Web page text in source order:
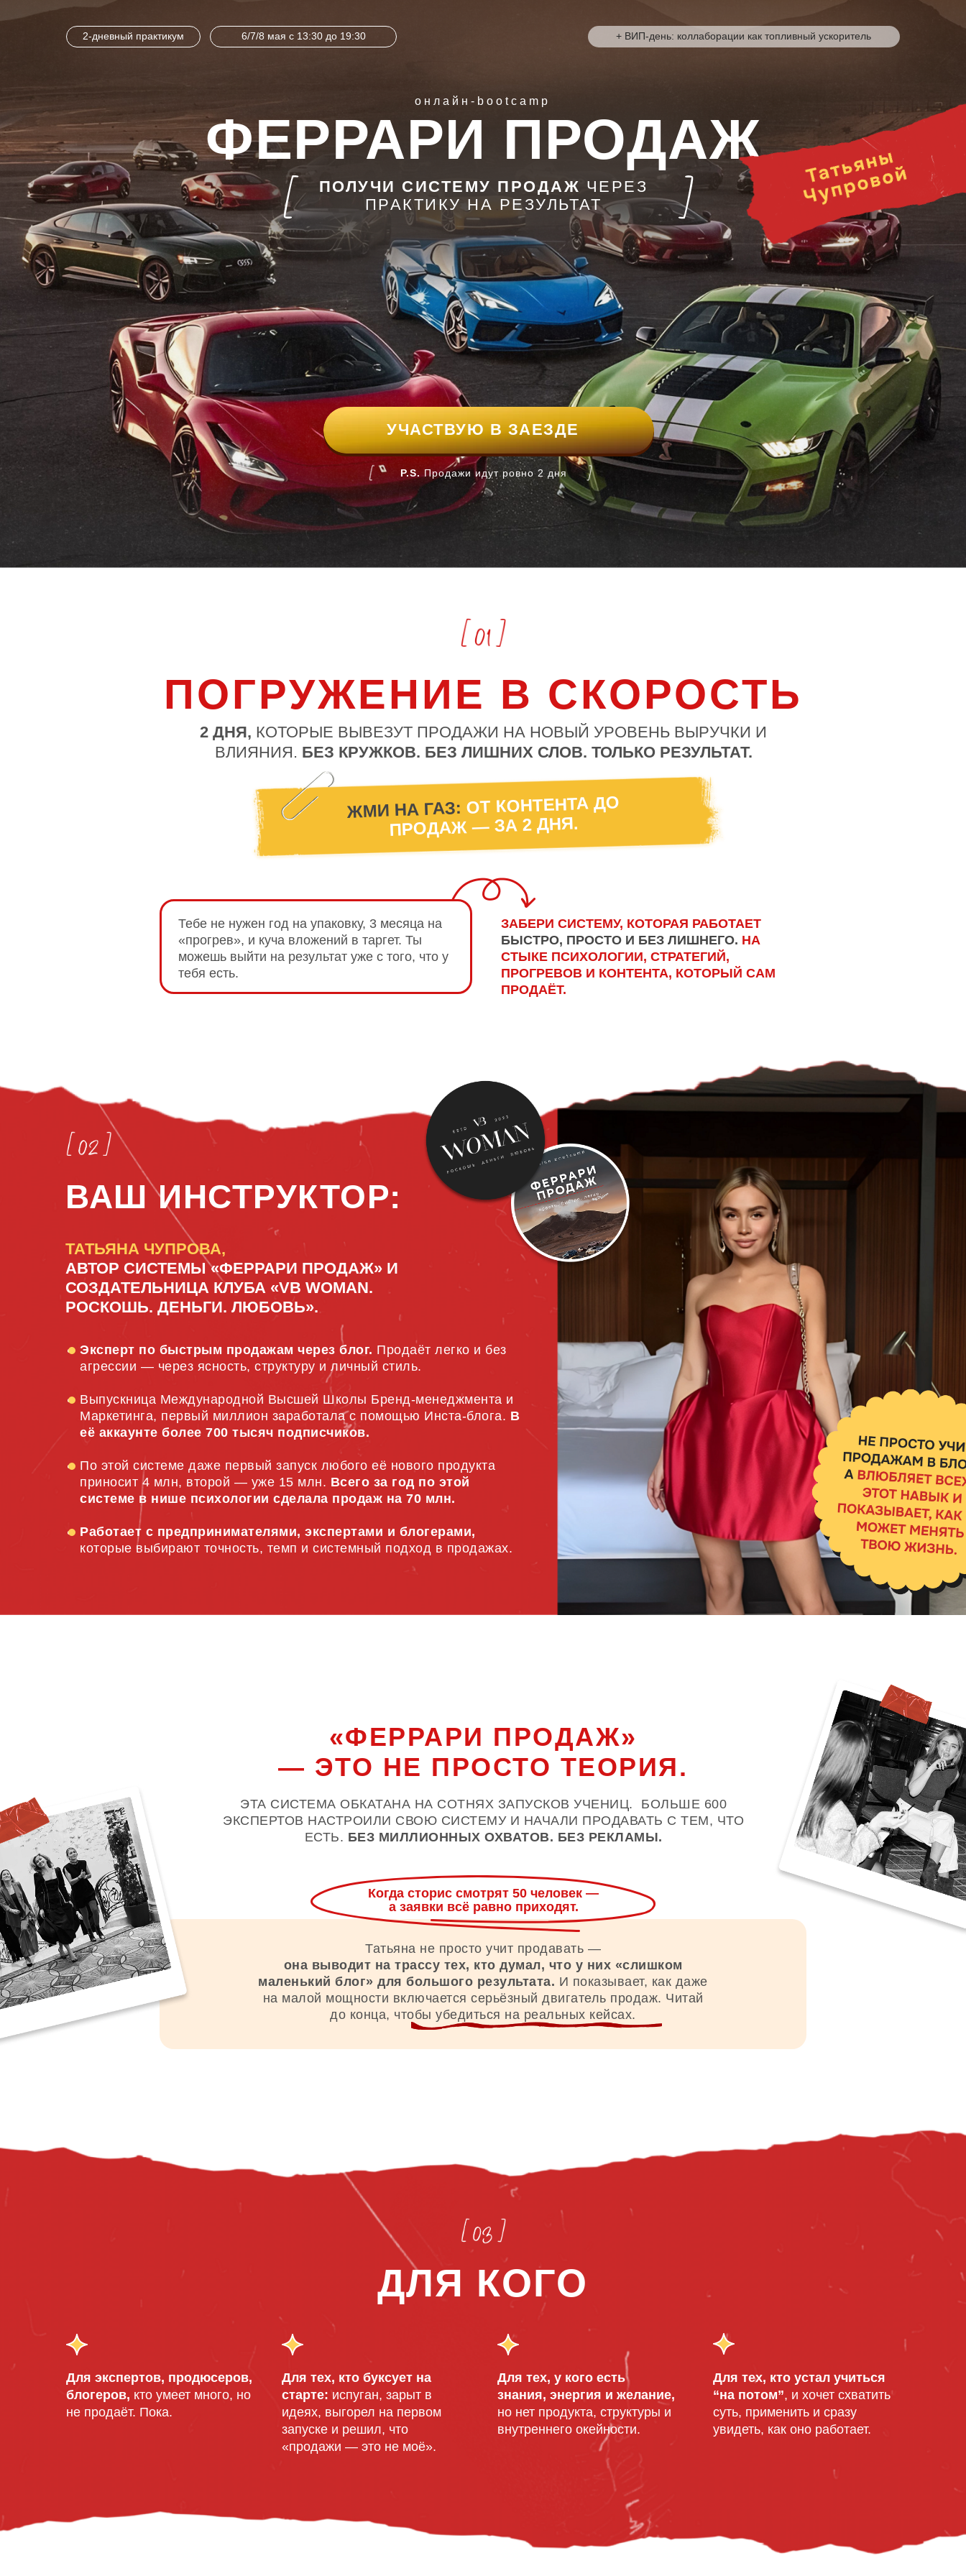
онлайн- bootcamp
ФЕРРАРИ ПРОДАЖ
2-дневный практикум 6/7/8 мая с 13:30 до 19:30 + ВИП-день: коллаборации как топливный ускоритель
УЧАСТВУЮ В ЗАЕЗДЕ
P.S.Продажи идут ровно 2 дня
ПОЛУЧИ СИСТЕМУ ПРОДАЖ ЧЕРЕЗ
ПРАКТИКУ НА РЕЗУЛЬТАТ
ПОГРУЖЕНИЕ В СКОРОСТЬ
2 ДНЯ, КОТОРЫЕ ВЫВЕЗУТ ПРОДАЖИ НА НОВЫЙ УРОВЕНЬ ВЫРУЧКИ И
ВЛИЯНИЯ. БЕЗ КРУЖКОВ. БЕЗ ЛИШНИХ СЛОВ. ТОЛЬКО РЕЗУЛЬТАТ.
ЗАБЕРИ СИСТЕМУ, КОТОРАЯ РАБОТАЕТ
БЫСТРО, ПРОСТО И БЕЗ ЛИШНЕГО. НА
СТЫКЕ ПСИХОЛОГИИ, СТРАТЕГИЙ,
ПРОГРЕВОВ И КОНТЕНТА, КОТОРЫЙ САМ
ПРОДАЁТ.
Тебе не нужен год на упаковку, 3 месяца на
«прогрев», и куча вложений в таргет. Ты
можешь выйти на результат уже с того, что у
тебя есть.
ЖМИ НА ГАЗ: ОТ КОНТЕНТА ДО
ПРОДАЖ — ЗА 2 ДНЯ.
ВАШ ИНСТРУКТОР:
ТАТЬЯНА ЧУПРОВА,
АВТОР СИСТЕМЫ «ФЕРРАРИ ПРОДАЖ» И
СОЗДАТЕЛЬНИЦА КЛУБА «VB WOMAN.
РОСКОШЬ. ДЕНЬГИ. ЛЮБОВЬ».
Эксперт по быстрым продажам через блог. Продаёт легко и без
агрессии — через ясность, структуру и личный стиль.
Выпускница Международной Высшей Школы Бренд-менеджмента и
Маркетинга, первый миллион заработала с помощью Инста-блога. В
её аккаунте более 700 тысяч подписчиков.
По этой системе даже первый запуск любого её нового продукта
приносит 4 млн, второй — уже 15 млн. Всего за год по этой
системе в нише психологии сделала продаж на 70 млн.
Работает с предпринимателями, экспертами и блогерами,
которые выбирают точность, темп и системный подход в продажах.
«ФЕРРАРИ ПРОДАЖ»
— ЭТО НЕ ПРОСТО ТЕОРИЯ.
ЭТА СИСТЕМА ОБКАТАНА НА СОТНЯХ ЗАПУСКОВ УЧЕНИЦ. БОЛЬШЕ 600
ЭКСПЕРТОВ НАСТРОИЛИ СВОЮ СИСТЕМУ И НАЧАЛИ ПРОДАВАТЬ С ТЕМ, ЧТО
ЕСТЬ. БЕЗ МИЛЛИОННЫХ ОХВАТОВ. БЕЗ РЕКЛАМЫ.
Татьяна не просто учит продавать —
она выводит на трассу тех, кто думал, что у них «слишком
маленький блог» для большого результата. И показывает, как даже
на малой мощности включается серьёзный двигатель продаж. Читай
до конца, чтобы убедиться на реальных кейсах.
Когда сторис смотрят 50 человек —
а заявки всё равно приходят.
ДЛЯ КОГО
Для экспертов, продюсеров,
блогеров, кто умеет много, но
не продаёт. Пока.
Для тех, кто буксует на
старте:испуган, зарыт в
идеях, выгорел на первом
запуске и решил, что
«продажи — это не моё».
Для тех, у кого есть
знания, энергия и желание,
но нет продукта, структуры и
внутреннего окейности.
Для тех, кто устал учиться
“на потом”, и хочет схватить
суть, применить и сразу
увидеть, как оно работает.